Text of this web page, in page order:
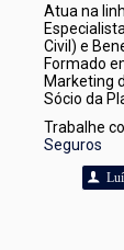
Atua na
Civil) e
Formado
Marketing
Sócio da
Trabalhe
Seguros